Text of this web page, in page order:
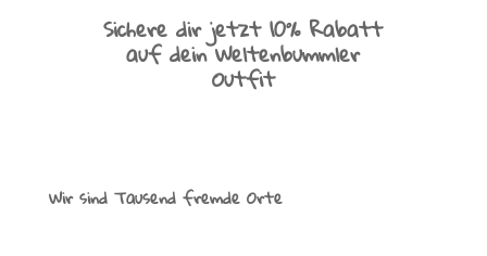
Sichere dir jetzt 10% Rabatt
auf dein Weltenbummler
Outfit
Wir sind Tausend fremde Orte